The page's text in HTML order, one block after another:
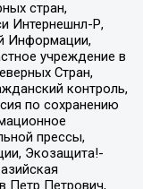
стран,
Интернешнл-Р,
Информации,
учреждение в
Стран,
контроль,
по сохранению
прессы,
Экозащита!-
Петр Петрович,